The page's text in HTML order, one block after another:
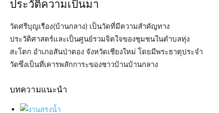
ประวัติความเป็นมา
วัดศรีบุญเรือง(บ้านกลาง) เป็นวัดที่มีความสำคัญทาง
ประวัติศาสตร์และเป็นศูนย์รวมจิตใจของชุมชนในตำบลทุ่ง
สะโตก อำเภอสันป่าตอง จังหวัดเชียงใหม่ โดยมีพระธาตุประจำ
วัดซึ่งเป็นที่เคารพสักการะของชาวบ้านบ้านกลาง
บทความแนะนำ